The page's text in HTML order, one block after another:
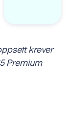
krever
Premium